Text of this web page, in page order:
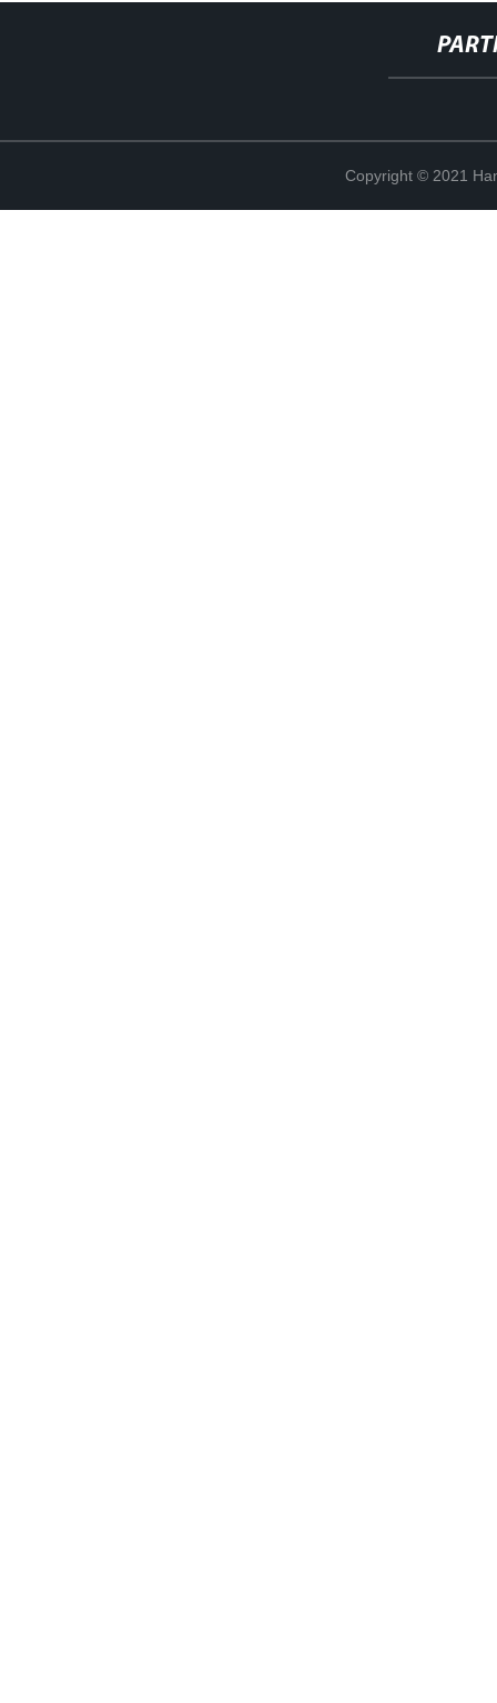
Copyright © 2021